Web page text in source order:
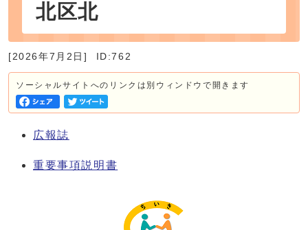
北区北
[2026年7月2日] ID:762
ソーシャルサイトへのリンクは別ウィンドウで開きます
広報誌
重要事項説明書